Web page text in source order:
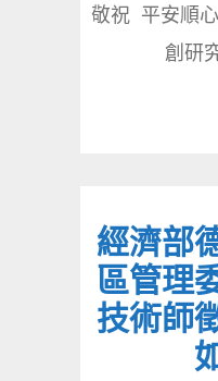
敬祝 平安順
創研
經濟部
區管理
技術師